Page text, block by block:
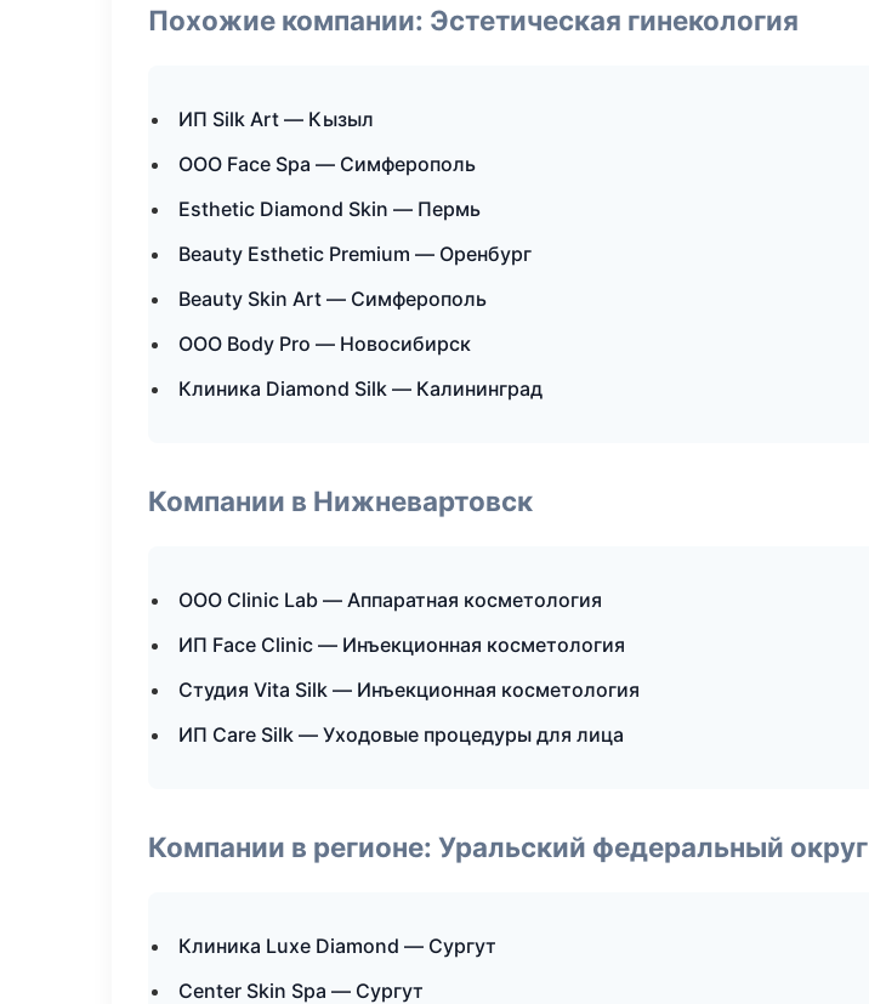
Похожие компании: Эстетическая гинекология
ИП Silk Art — Кызыл
ООО Face Spa — Симферополь
Esthetic Diamond Skin — Пермь
Beauty Esthetic Premium — Оренбург
Beauty Skin Art — Симферополь
ООО Body Pro — Новосибирск
Клиника Diamond Silk — Калининград
Компании в Нижневартовск
ООО Clinic Lab — Аппаратная косметология
ИП Face Clinic — Инъекционная косметология
Студия Vita Silk — Инъекционная косметология
ИП Care Silk — Уходовые процедуры для лица
Компании в регионе: Уральский федеральный округ
Клиника Luxe Diamond — Сургут
Center Skin Spa — Сургут